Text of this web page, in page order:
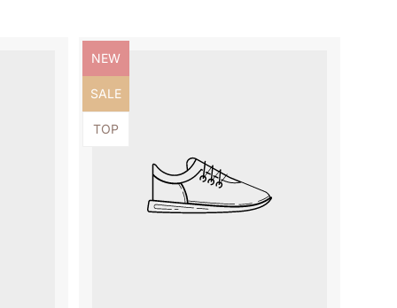
Produktbezeichnung:
NEW
Produktbezeichnung:
SALE
Produktbezeichnung:
TOP